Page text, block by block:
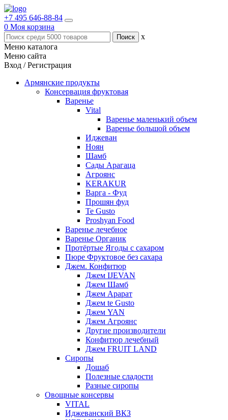
+7 495 646-88-84
0 Моя корзина
x
Меню каталога
Меню сайта
Вход / Регистрация
Армянские продукты
Консервация фруктовая
Варенье
Vital
Варенье маленький объем
Варенье большой объем
Иджеван
Ноян
Шамб
Сады Арагаца
Агроянс
KERAKUR
Варга - Фуд
Прошян фуд
Te Gusto
Proshyan Food
Варенье лечебное
Варенье Органик
Протёртые Ягоды с сахаром
Пюре Фруктовое без сахара
Джем. Конфитюр
Джем IJEVAN
Джем Шамб
Джем Арарат
Джем te Gusto
Джем YAN
Джем Агроянс
Другие производители
Конфитюр лечебный
Джем FRUIT LAND
Сиропы
Дошаб
Полезные сладости
Разные сиропы
Овощные консервы
VITAL
Иджеванский ВКЗ